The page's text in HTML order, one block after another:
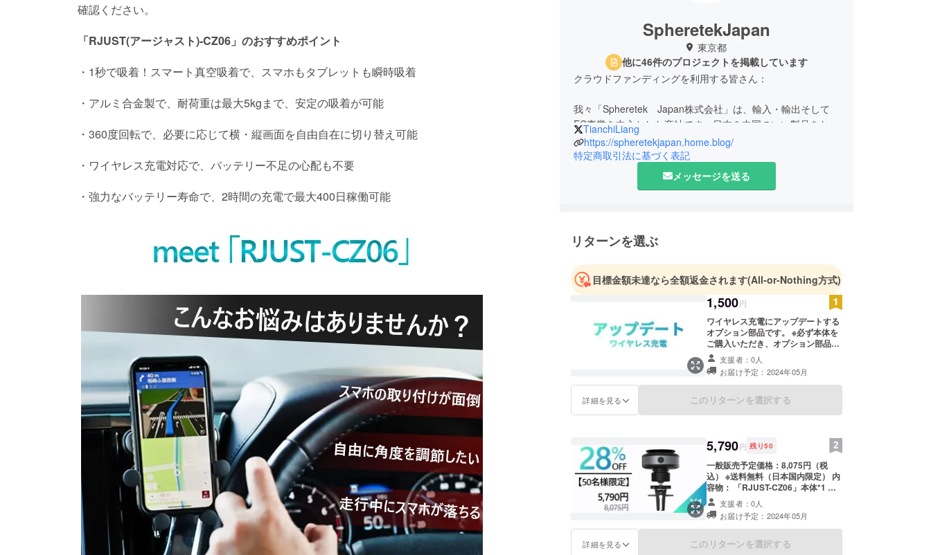
確認ください。
「RJUST(アージャスト)-CZ06」のおすすめポイント
・1秒で吸着！スマート真空吸着で、スマホもタブレットも瞬時吸着
・アルミ合金製で、耐荷重は最大5kgまで、安定の吸着が可能
・360度回転で、必要に応じて横・縦画面を自由自在に切り替え可能
・ワイヤレス充電対応で、バッテリー不足の心配も不要
・強力なバッテリー寿命で、2時間の充電で最大400日稼働可能
SpheretekJapan
東京都
他に46件のプロジェクトを掲載しています
クラウドファンディングを利用する皆さん：
我々「Spheretek Japan株式会社」は、輸入・輸出そして
EC事業を中心とした商社です。日本＆中国のいい製品をお互
いに紹介・販売することで、皆により良い生活をもたらすの
は我々の長久の目標です。
弊社の主な製品範囲は：電子製品（スマホ関連、スピーカー
https://spheretekjapan.home.blog/
引き続きよろしくお願いいたします。
TianchiLiang
https://spheretekjapan.home.blog/
特定商取引法に基づく表記
メッセージを送る
リターンを選ぶ
目標金額未達なら全額返金されます(All-or-Nothing方式)
1,500円
ワイヤレス充電にアップデートする
オプション部品です。 ※必ず本体を
ご購入いただき、オプション部品の
みのご購入はご遠慮くださいませ。
支援者：0人
お届け予定：2024年05月
詳細を見る このリターンを選択する
5,790円 残り50
一般販売予定価格：8,075円（税
込） ※送料無料（日本国内限定） 内
容物： 「RJUST-CZ06」本体*1 給
電ケーブル*1 静電シール*3 日本語
取扱説明書*1
支援者：0人
お届け予定：2024年05月
詳細を見る このリターンを選択する